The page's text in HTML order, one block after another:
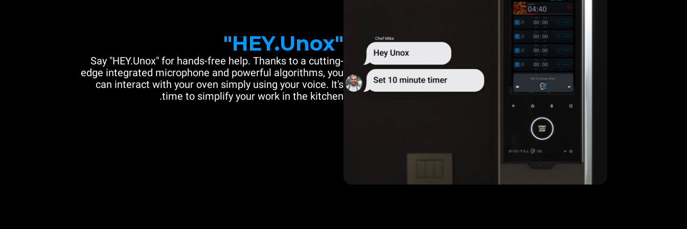
"HEY.Unox"
Say "HEY.Unox" for hands-free help. Thanks to a cutting-
edge integrated microphone and powerful algorithms, you
can interact with your oven simply using your voice. It's
time to simplify your work in the kitchen.